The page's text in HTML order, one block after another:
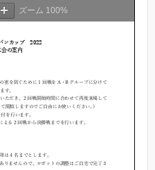
ズーム 100%